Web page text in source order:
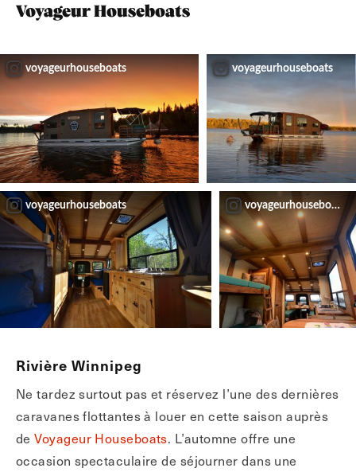
Voyageur Houseboats
voyageurhouseboats voyageurhouseboats
voyageurhouseboats voyageurhouseboats
Rivière Winnipeg
Ne tardez surtout pas et réservez l’une des dernières
caravanes flottantes à louer en cette saison auprès
deVoyageur Houseboats. L’automne offre une
occasion spectaculaire de séjourner dans une